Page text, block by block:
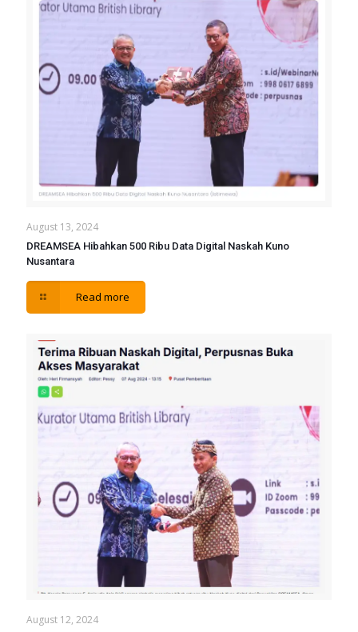
August 13, 2024
DREAMSEA Hibahkan 500 Ribu Data Digital Naskah Kuno
Nusantara
Read more
August 12, 2024